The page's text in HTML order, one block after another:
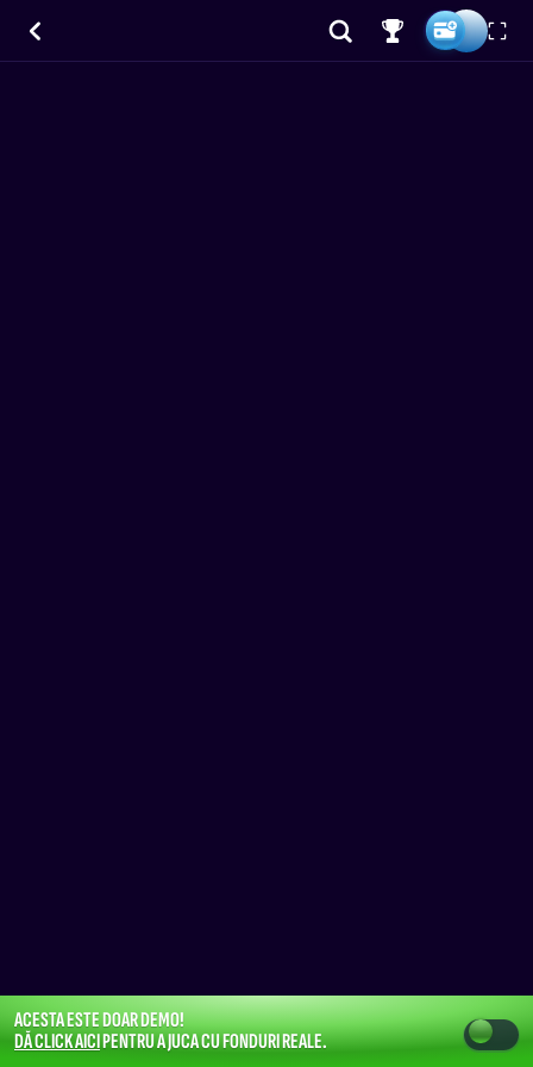
ACESTA ESTE DOAR DEMO!
DĂ CLICK AICIPENTRU A JUCA CU FONDURI REALE.